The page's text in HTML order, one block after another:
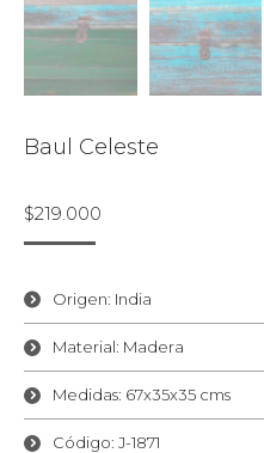
Baul Celeste
$219.000
Origen: India
Material: Madera
Medidas: 67x35x35 cms
Código: J-1871